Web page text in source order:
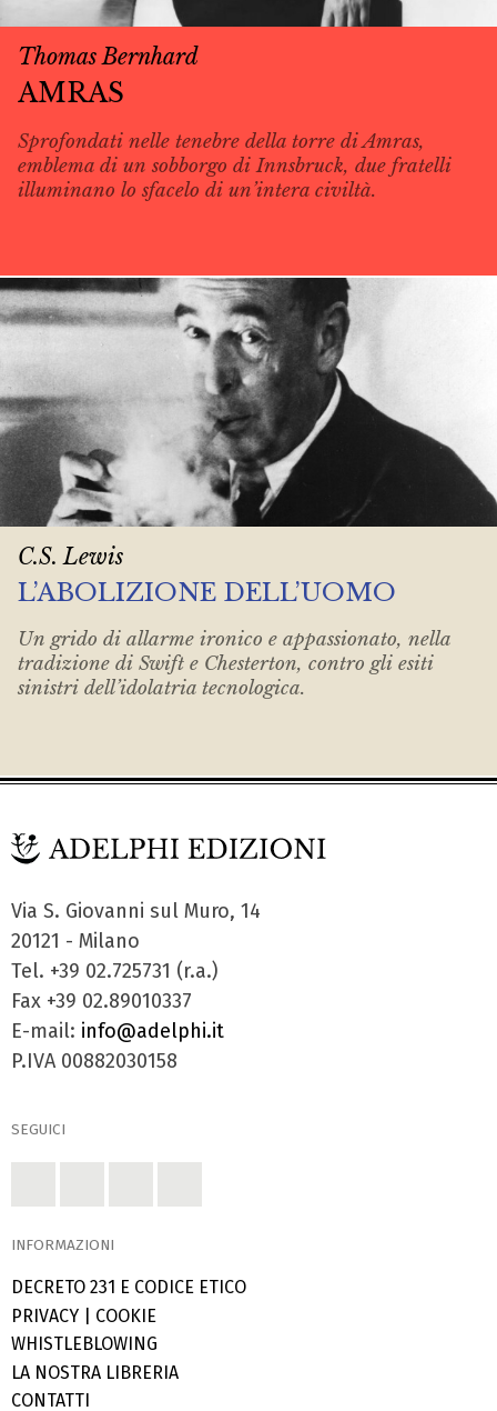
Thomas Bernhard
AMRAS
Sprofondati nelle tenebre della torre di Amras,
emblema di un sobborgo di Innsbruck, due fratelli
illuminano lo sfacelo di un’intera civiltà.
C.S. Lewis
L’ABOLIZIONE DELL’UOMO
Un grido di allarme ironico e appassionato, nella
tradizione di Swift e Chesterton, contro gli esiti
sinistri dell’idolatria tecnologica.
Via S. Giovanni sul Muro, 14
20121 - Milano
Tel. +39 02.725731 (r.a.)
Fax +39 02.89010337
E-mail: info@adelphi.it
P.IVA 00882030158
SEGUICI
INFORMAZIONI
DECRETO 231 E CODICE ETICO
PRIVACY
COOKIE
WHISTLEBLOWING
LA NOSTRA LIBRERIA
CONTATTI